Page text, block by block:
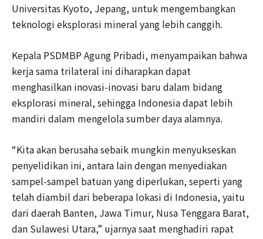
Universitas Kyoto, Jepang, untuk mengembangkan
teknologi eksplorasi mineral yang lebih canggih.
Kepala PSDMBP Agung Pribadi, menyampaikan bahwa
kerja sama trilateral ini diharapkan dapat
menghasilkan inovasi-inovasi baru dalam bidang
eksplorasi mineral, sehingga Indonesia dapat lebih
mandiri dalam mengelola sumber daya alamnya.
“Kita akan berusaha sebaik mungkin menyukseskan
penyelidikan ini, antara lain dengan menyediakan
sampel-sampel batuan yang diperlukan, seperti yang
telah diambil dari beberapa lokasi di Indonesia, yaitu
dari daerah Banten, Jawa Timur, Nusa Tenggara Barat,
dan Sulawesi Utara,” ujarnya saat menghadiri rapat